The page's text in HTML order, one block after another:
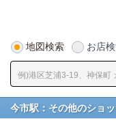
地図検索 お店
今市駅：その他のショ